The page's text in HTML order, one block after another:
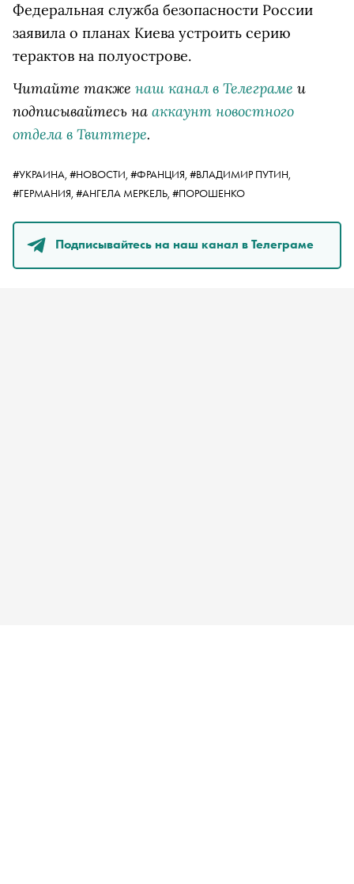
Федеральная служба безопасности России
заявила о планах Киева устроить серию
терактов на полуострове.
Читайте также наш канал в Телеграме и
подписывайтесь на аккаунт новостного
отдела в Твиттере.
#УКРАИНА, #НОВОСТИ, #ФРАНЦИЯ, #ВЛАДИМИР ПУТИН,
#ГЕРМАНИЯ, #АНГЕЛА МЕРКЕЛЬ, #ПОРОШЕНКО
Подписывайтесь на наш канал в Телеграме